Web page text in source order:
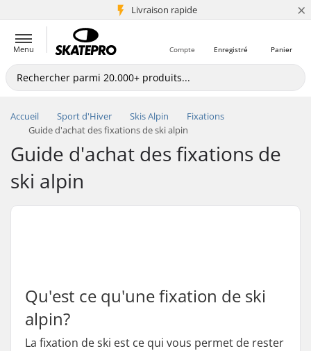
Livraison rapide
+5 mio de clients ×
Menu Panier
Enregistré
Compte
Accueil Sport d'Hiver Skis Alpin
Fixations
Guide d'achat des fixations de ski alpin
Guide d'achat des fixations de
ski alpin
Qu'est ce qu'une fixation de ski
alpin?
La fixation de ski est ce qui vous permet de rester